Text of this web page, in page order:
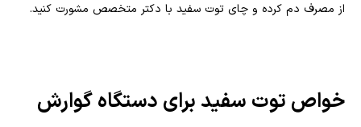
از مصرف دم کرده و چای توت سفید با دکتر متخصص مشورت کنید.
خواص توت سفید برای دستگاه گوارش